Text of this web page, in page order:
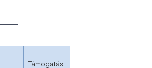
Támogatási